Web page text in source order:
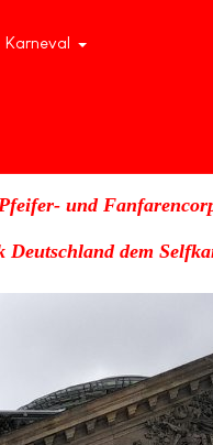
Karneval
und
Deutschland dem